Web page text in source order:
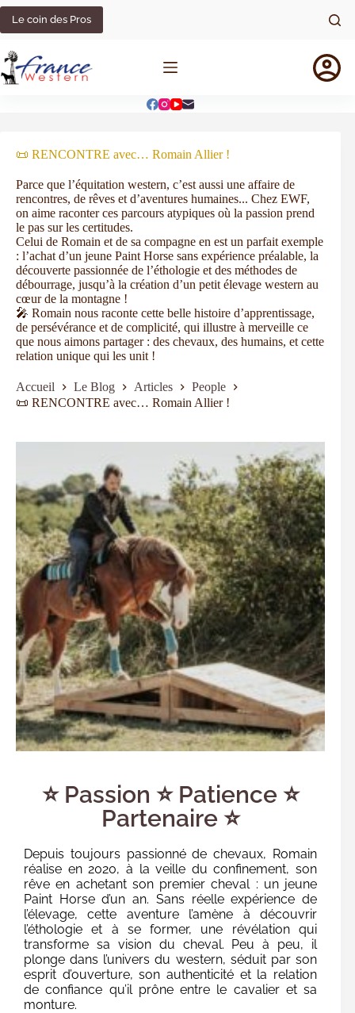
Le coin des Pros
📜 RENCONTRE avec… Romain Allier !
Parce que l’équitation western, c’est aussi une affaire de
rencontres, de rêves et d’aventures humaines... Chez EWF,
on aime raconter ces parcours atypiques où la passion prend
le pas sur les certitudes.
Celui de Romain et de sa compagne en est un parfait exemple
: l’achat d’un jeune Paint Horse sans expérience préalable, la
découverte passionnée de l’éthologie et des méthodes de
débourrage, jusqu’à la création d’un petit élevage western au
cœur de la montagne !
🎤 Romain nous raconte cette belle histoire d’apprentissage,
de persévérance et de complicité, qui illustre à merveille ce
que nous aimons partager : des chevaux, des humains, et cette
relation unique qui les unit !
Accueil Le Blog Articles
People
📜 RENCONTRE avec… Romain Allier !
⭐ Passion ⭐ Patience ⭐
Partenaire ⭐
Depuis toujours passionné de chevaux, Romain
réalise en 2020, à la veille du confinement, son
rêve en achetant son premier cheval : un jeune
Paint Horse d’un an. Sans réelle expérience de
l’élevage, cette aventure l’amène à découvrir
l’éthologie et à se former, une révélation qui
transforme sa vision du cheval. Peu à peu, il
plonge dans l’univers du western, séduit par son
esprit d’ouverture, son authenticité et la relation
de confiance qu’il prône entre le cavalier et sa
monture.